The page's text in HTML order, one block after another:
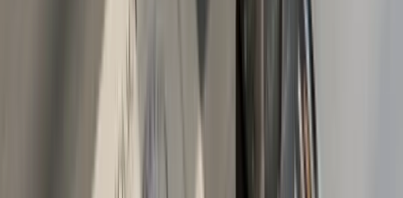
karta se izdaje na rok od 15 dana do godinu dana, cijena
zavisi od osiguravača i trajanja, i naplaćuje se kao
zaseban dokument. Pošto se pravila i cijene mijenjaju,
najtačnije je javiti se direktno svom osiguravaču nedjelju
dana prije puta i dogovoriti polisu.
Bitno upozorenje: lista zemalja se povremeno mijenja
kad se neki bilateralni sporazum aktivira ili istekne.